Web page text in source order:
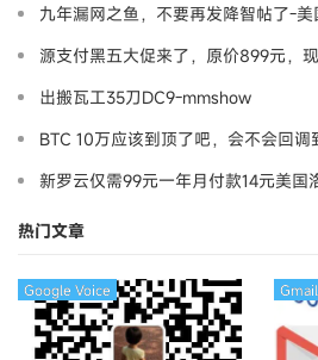
九年漏网之鱼，不要再发降智帖了-
源支付黑五大促来了，原价899元，
出搬瓦工35刀DC9-mmshow
BTC 10万应该到顶了吧，会不会回
新罗云仅需99元一年月付款14元美
热门文章
Google Voice Gmail